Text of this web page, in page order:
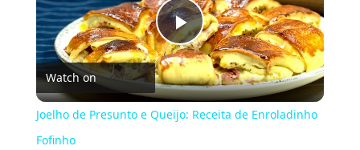
Play
Video
Watch on
Joelho de Presunto e Queijo: Receita de Enroladinho
Fofinho